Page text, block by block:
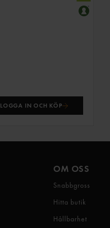
LOGGA IN OCH KÖP
OM OSS
Snabbgross
Hitta butik
Hållbarhet